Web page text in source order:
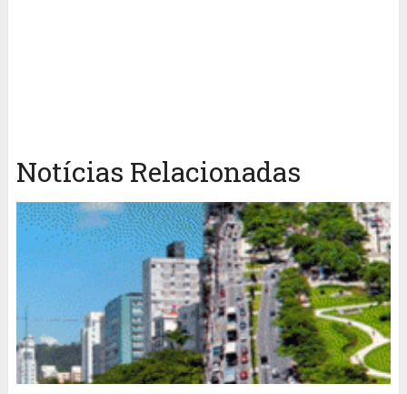
Notícias Relacionadas